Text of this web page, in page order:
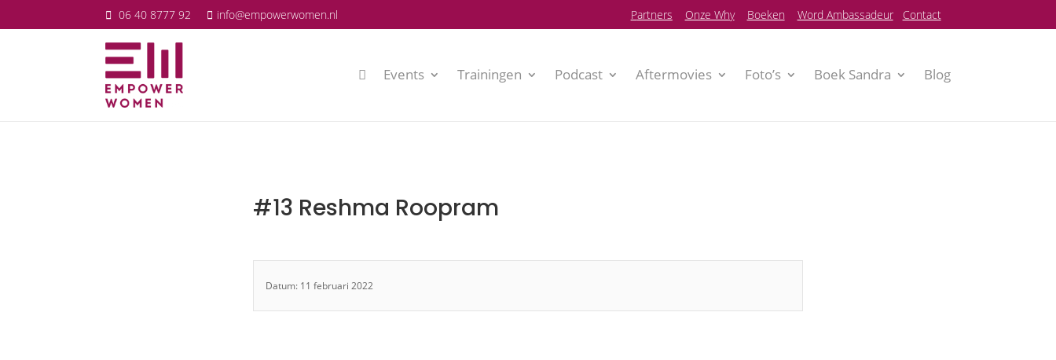
06 40 8777 92 info@empowerwomen.nl Partners Onze Why Boeken Word Ambassadeur Contact
Events Trainingen Podcast Aftermovies Foto’s Boek Sandra Blog
#13 Reshma Roopram
Datum: 11 februari 2022